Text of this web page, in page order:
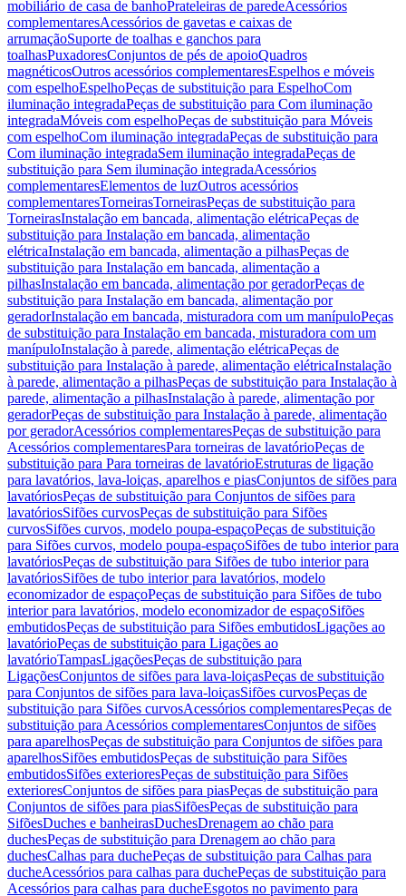
mobiliário de casa de banhoPrateleiras de paredeAcessórios
complementaresAcessórios de gavetas e caixas de
arrumaçãoSuporte de toalhas e ganchos para
toalhasPuxadoresConjuntos de pés de apoioQuadros
magnéticosOutros acessórios complementaresEspelhos e móveis
com espelhoEspelhoPeças de substituição para EspelhoCom
iluminação integradaPeças de substituição para Com iluminação
integradaMóveis com espelhoPeças de substituição para Móveis
com espelhoCom iluminação integradaPeças de substituição para
Com iluminação integradaSem iluminação integradaPeças de
substituição para Sem iluminação integradaAcessórios
complementaresElementos de luzOutros acessórios
complementaresTorneirasTorneirasPeças de substituição para
TorneirasInstalação em bancada, alimentação elétricaPeças de
substituição para Instalação em bancada, alimentação
elétricaInstalação em bancada, alimentação a pilhasPeças de
substituição para Instalação em bancada, alimentação a
pilhasInstalação em bancada, alimentação por geradorPeças de
substituição para Instalação em bancada, alimentação por
geradorInstalação em bancada, misturadora com um manípuloPeças
de substituição para Instalação em bancada, misturadora com um
manípuloInstalação à parede, alimentação elétricaPeças de
substituição para Instalação à parede, alimentação elétricaInstalação
à parede, alimentação a pilhasPeças de substituição para Instalação à
parede, alimentação a pilhasInstalação à parede, alimentação por
geradorPeças de substituição para Instalação à parede, alimentação
por geradorAcessórios complementaresPeças de substituição para
Acessórios complementaresPara torneiras de lavatórioPeças de
substituição para Para torneiras de lavatórioEstruturas de ligação
para lavatórios, lava-loiças, aparelhos e piasConjuntos de sifões para
lavatóriosPeças de substituição para Conjuntos de sifões para
lavatóriosSifões curvosPeças de substituição para Sifões
curvosSifões curvos, modelo poupa-espaçoPeças de substituição
para Sifões curvos, modelo poupa-espaçoSifões de tubo interior para
lavatóriosPeças de substituição para Sifões de tubo interior para
lavatóriosSifões de tubo interior para lavatórios, modelo
economizador de espaçoPeças de substituição para Sifões de tubo
interior para lavatórios, modelo economizador de espaçoSifões
embutidosPeças de substituição para Sifões embutidosLigações ao
lavatórioPeças de substituição para Ligações ao
lavatórioTampasLigaçõesPeças de substituição para
LigaçõesConjuntos de sifões para lava-loiçasPeças de substituição
para Conjuntos de sifões para lava-loiçasSifões curvosPeças de
substituição para Sifões curvosAcessórios complementaresPeças de
substituição para Acessórios complementaresConjuntos de sifões
para aparelhosPeças de substituição para Conjuntos de sifões para
aparelhosSifões embutidosPeças de substituição para Sifões
embutidosSifões exterioresPeças de substituição para Sifões
exterioresConjuntos de sifões para piasPeças de substituição para
Conjuntos de sifões para piasSifõesPeças de substituição para
SifõesDuches e banheirasDuchesDrenagem ao chão para
duchesPeças de substituição para Drenagem ao chão para
duchesCalhas para duchePeças de substituição para Calhas para
ducheAcessórios para calhas para duchePeças de substituição para
Acessórios para calhas para ducheEsgotos no pavimento para